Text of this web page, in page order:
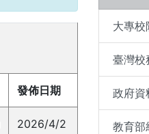
發佈日期
2026/4/2
大專校
臺灣校
政府資
教育部